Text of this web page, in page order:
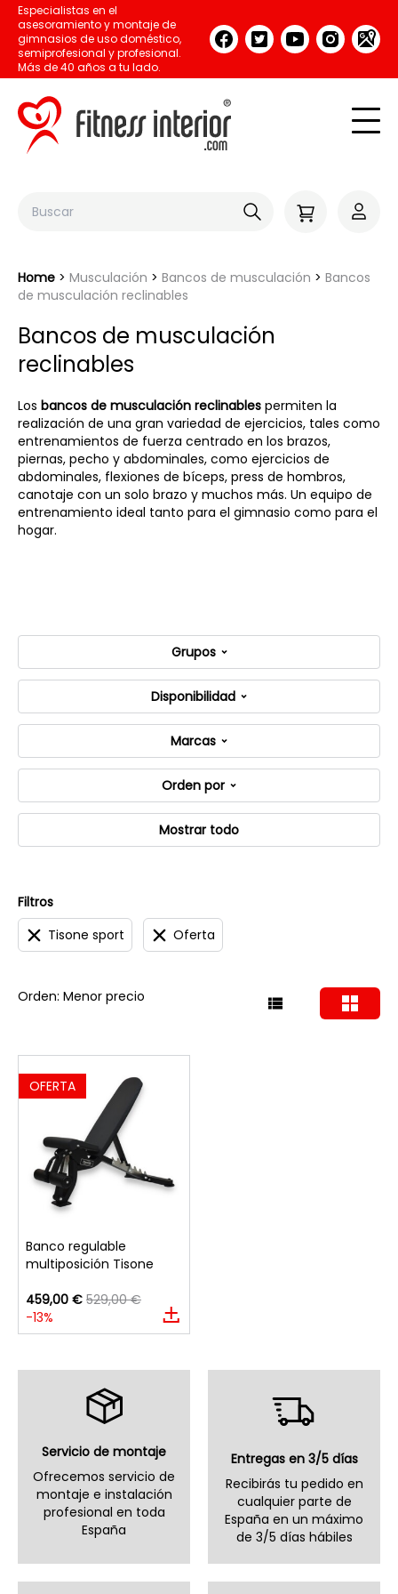
Especialistas en el
asesoramiento y montaje de
gimnasios de uso doméstico,
semiprofesional y profesional.
Más de 40 años a tu lado.
Home Musculación Bancos de musculación
Bancos
de musculación reclinables
Bancos de musculación
reclinables
Los bancos de musculación reclinables permiten la
realización de una gran variedad de ejercicios, tales como
entrenamientos de fuerza centrado en los brazos,
piernas, pecho y abdominales, como ejercicios de
abdominales, flexiones de bíceps, press de hombros,
canotaje con un solo brazo y muchos más. Un equipo de
entrenamiento ideal tanto para el gimnasio como para el
hogar.
Grupos
Disponibilidad
Marcas
Orden por
Mostrar todo
Filtros
Tisone sport
Oferta
Orden: Menor precio
OFERTA
Banco regulable
multiposición Tisone
459,00 € 529,00 €
-13%
Servicio de montaje
Ofrecemos servicio de
montaje e instalación
profesional en toda
España
Entregas en 3/5 días
Recibirás tu pedido en
cualquier parte de
España en un máximo
de 3/5 días hábiles